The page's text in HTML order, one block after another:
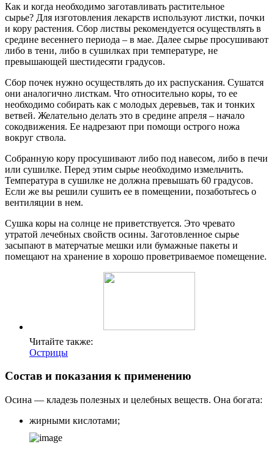
Как и когда необходимо заготавливать растительное
сырье? Для изготовления лекарств используют листки, почки
и кору растения. Сбор листвы рекомендуется осуществлять в
средине весеннего периода – в мае. Далее сырье просушивают
либо в тени, либо в сушилках при температуре, не
превышающей шестидесяти градусов.
Сбор почек нужно осуществлять до их распускания. Сушатся
они аналогично листкам. Что относительно коры, то ее
необходимо собирать как с молодых деревьев, так и тонких
ветвей. Желательно делать это в средине апреля – начало
сокодвижения. Ее надрезают при помощи острого ножа
вокруг ствола.
Собранную кору просушивают либо под навесом, либо в печи
или сушилке. Перед этим сырье необходимо измельчить.
Температура в сушилке не должна превышать 60 градусов.
Если же вы решили сушить ее в помещении, позаботьтесь о
вентиляции в нем.
Сушка коры на солнце не приветствуется. Это чревато
утратой лечебных свойств осины. Заготовленное сырье
засыпают в матерчатые мешки или бумажные пакеты и
помещают на хранение в хорошо проветриваемое помещение.
Читайте также:
Острицы
Состав и показания к применению
Осина — кладезь полезных и целебных веществ. Она богата:
жирными кислотами;